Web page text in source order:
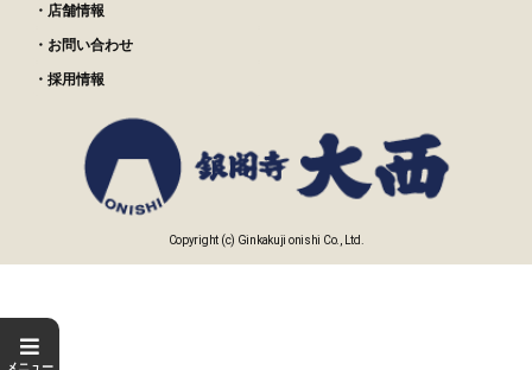
メニュー
贈答でお世話になっている方へ送りましたが、とて
も美味しかったと喜んで頂きました。オススメで
す！
焼き豚
風ちゃんさん
・店舗情報
・お問い合わせ
・採用情報
Copyright (c) Ginkakuji onishi Co., Ltd.